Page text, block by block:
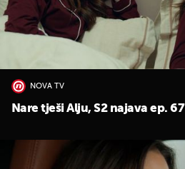
NOVA TV
Nare tješi Alju, S2 najava ep. 67